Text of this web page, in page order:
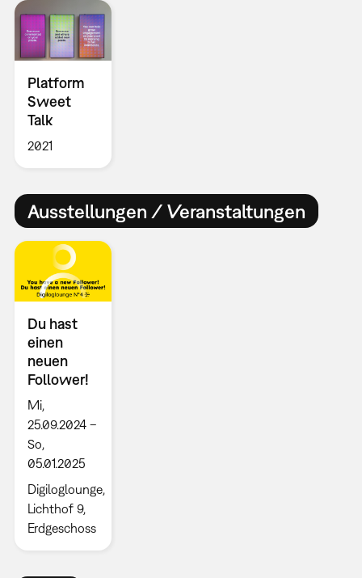
Platform
Sweet
Talk
2021
Ausstellungen / Veranstaltungen
Du hast
einen
neuen
Follower!
Mi,
25.09.2024 –
So,
05.01.2025
Digiloglounge,
Lichthof 9,
Erdgeschoss